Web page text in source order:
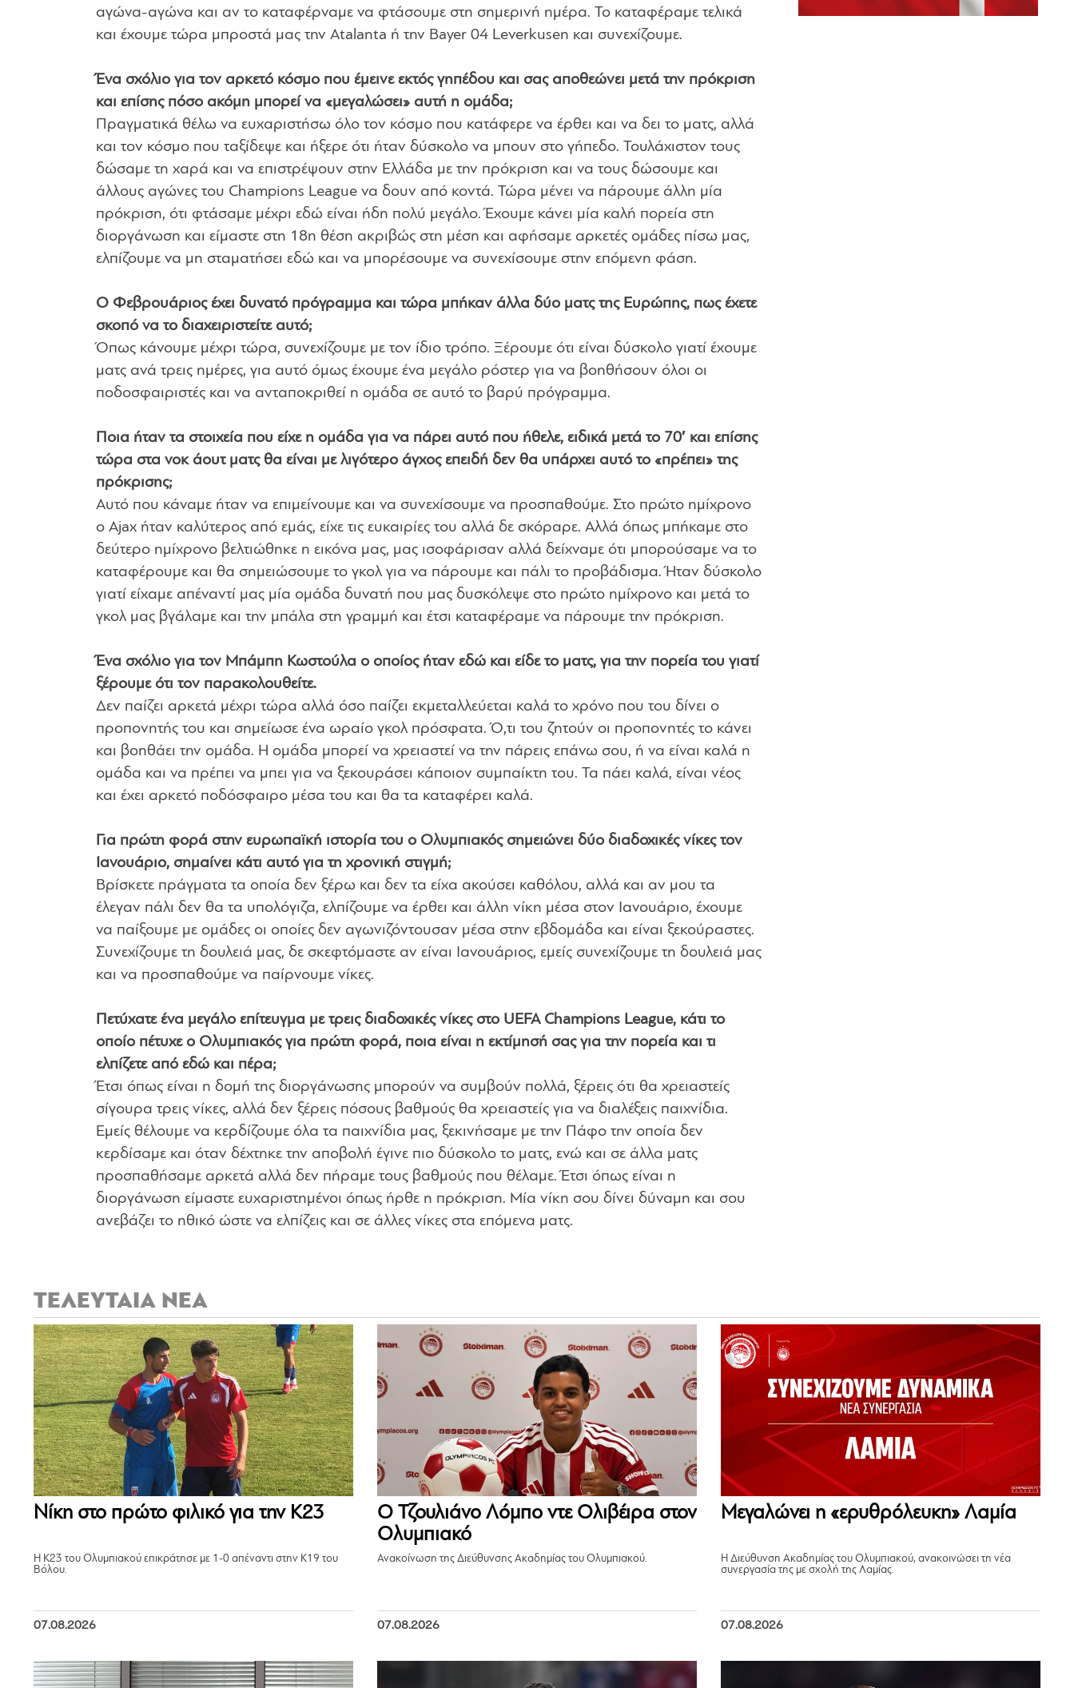
αγώνα-αγώνα και αν το καταφέρναμε να φτάσουμε στη σημερινή ημέρα. Το καταφέραμε τελικά
και έχουμε τώρα μπροστά μας την Atalanta ή την Bayer 04 Leverkusen και συνεχίζουμε.
Ένα σχόλιο για τον αρκετό κόσμο που έμεινε εκτός γηπέδου και σας αποθεώνει μετά την πρόκριση
και επίσης πόσο ακόμη μπορεί να «μεγαλώσει» αυτή η ομάδα;
Πραγματικά θέλω να ευχαριστήσω όλο τον κόσμο που κατάφερε να έρθει και να δει το ματς, αλλά
και τον κόσμο που ταξίδεψε και ήξερε ότι ήταν δύσκολο να μπουν στο γήπεδο. Τουλάχιστον τους
δώσαμε τη χαρά και να επιστρέψουν στην Ελλάδα με την πρόκριση και να τους δώσουμε και
άλλους αγώνες του Champions League να δουν από κοντά. Τώρα μένει να πάρουμε άλλη μία
πρόκριση, ότι φτάσαμε μέχρι εδώ είναι ήδη πολύ μεγάλο. Έχουμε κάνει μία καλή πορεία στη
διοργάνωση και είμαστε στη 18η θέση ακριβώς στη μέση και αφήσαμε αρκετές ομάδες πίσω μας,
ελπίζουμε να μη σταματήσει εδώ και να μπορέσουμε να συνεχίσουμε στην επόμενη φάση.
Ο Φεβρουάριος έχει δυνατό πρόγραμμα και τώρα μπήκαν άλλα δύο ματς της Ευρώπης, πως έχετε
σκοπό να το διαχειριστείτε αυτό;
Όπως κάνουμε μέχρι τώρα, συνεχίζουμε με τον ίδιο τρόπο. Ξέρουμε ότι είναι δύσκολο γιατί έχουμε
ματς ανά τρεις ημέρες, για αυτό όμως έχουμε ένα μεγάλο ρόστερ για να βοηθήσουν όλοι οι
ποδοσφαιριστές και να ανταποκριθεί η ομάδα σε αυτό το βαρύ πρόγραμμα.
Ποια ήταν τα στοιχεία που είχε η ομάδα για να πάρει αυτό που ήθελε, ειδικά μετά το 70′ και επίσης
τώρα στα νοκ άουτ ματς θα είναι με λιγότερο άγχος επειδή δεν θα υπάρχει αυτό το «πρέπει» της
πρόκρισης;
Αυτό που κάναμε ήταν να επιμείνουμε και να συνεχίσουμε να προσπαθούμε. Στο πρώτο ημίχρονο
ο Ajax ήταν καλύτερος από εμάς, είχε τις ευκαιρίες του αλλά δε σκόραρε. Αλλά όπως μπήκαμε στο
δεύτερο ημίχρονο βελτιώθηκε η εικόνα μας, μας ισοφάρισαν αλλά δείχναμε ότι μπορούσαμε να το
καταφέρουμε και θα σημειώσουμε το γκολ για να πάρουμε και πάλι το προβάδισμα. Ήταν δύσκολο
γιατί είχαμε απέναντί μας μία ομάδα δυνατή που μας δυσκόλεψε στο πρώτο ημίχρονο και μετά το
γκολ μας βγάλαμε και την μπάλα στη γραμμή και έτσι καταφέραμε να πάρουμε την πρόκριση.
Ένα σχόλιο για τον Μπάμπη Κωστούλα ο οποίος ήταν εδώ και είδε το ματς, για την πορεία του γιατί
ξέρουμε ότι τον παρακολουθείτε.
Δεν παίζει αρκετά μέχρι τώρα αλλά όσο παίζει εκμεταλλεύεται καλά το χρόνο που του δίνει ο
προπονητής του και σημείωσε ένα ωραίο γκολ πρόσφατα. Ό,τι του ζητούν οι προπονητές το κάνει
και βοηθάει την ομάδα. Η ομάδα μπορεί να χρειαστεί να την πάρεις επάνω σου, ή να είναι καλά η
ομάδα και να πρέπει να μπει για να ξεκουράσει κάποιον συμπαίκτη του. Τα πάει καλά, είναι νέος
και έχει αρκετό ποδόσφαιρο μέσα του και θα τα καταφέρει καλά.
Για πρώτη φορά στην ευρωπαϊκή ιστορία του ο Ολυμπιακός σημειώνει δύο διαδοχικές νίκες τον
Ιανουάριο, σημαίνει κάτι αυτό για τη χρονική στιγμή;
Βρίσκετε πράγματα τα οποία δεν ξέρω και δεν τα είχα ακούσει καθόλου, αλλά και αν μου τα
έλεγαν πάλι δεν θα τα υπολόγιζα, ελπίζουμε να έρθει και άλλη νίκη μέσα στον Ιανουάριο, έχουμε
να παίξουμε με ομάδες οι οποίες δεν αγωνιζόντουσαν μέσα στην εβδομάδα και είναι ξεκούραστες.
Συνεχίζουμε τη δουλειά μας, δε σκεφτόμαστε αν είναι Ιανουάριος, εμείς συνεχίζουμε τη δουλειά μας
και να προσπαθούμε να παίρνουμε νίκες.
Πετύχατε ένα μεγάλο επίτευγμα με τρεις διαδοχικές νίκες στο UEFA Champions League, κάτι το
οποίο πέτυχε ο Ολυμπιακός για πρώτη φορά, ποια είναι η εκτίμησή σας για την πορεία και τι
ελπίζετε από εδώ και πέρα;
Έτσι όπως είναι η δομή της διοργάνωσης μπορούν να συμβούν πολλά, ξέρεις ότι θα χρειαστείς
σίγουρα τρεις νίκες, αλλά δεν ξέρεις πόσους βαθμούς θα χρειαστείς για να διαλέξεις παιχνίδια.
Εμείς θέλουμε να κερδίζουμε όλα τα παιχνίδια μας, ξεκινήσαμε με την Πάφο την οποία δεν
κερδίσαμε και όταν δέχτηκε την αποβολή έγινε πιο δύσκολο το ματς, ενώ και σε άλλα ματς
προσπαθήσαμε αρκετά αλλά δεν πήραμε τους βαθμούς που θέλαμε. Έτσι όπως είναι η
διοργάνωση είμαστε ευχαριστημένοι όπως ήρθε η πρόκριση. Μία νίκη σου δίνει δύναμη και σου
ανεβάζει το ηθικό ώστε να ελπίζεις και σε άλλες νίκες στα επόμενα ματς.
ΤΕΛΕΥΤΑΙΑ ΝΕΑ
Νίκη στο πρώτο φιλικό για την Κ23
Η Κ23 του Ολυμπιακού επικράτησε με 1-0 απέναντι στην Κ19 του
Βόλου.
07.08.2026
Ο Τζουλιάνο Λόμπο ντε Ολιβέιρα στον
Ολυμπιακό
Ανακοίνωση της Διεύθυνσης Ακαδημίας του Ολυμπιακού.
07.08.2026
Μεγαλώνει η «ερυθρόλευκη» Λαμία
Η Διεύθυνση Ακαδημίας του Ολυμπιακού, ανακοινώσει τη νέα
συνεργασία της με σχολή της Λαμίας.
07.08.2026